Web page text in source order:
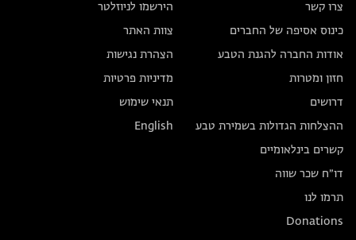
צרו קשר
כינוס אסיפה של החברים
אודות החברה להגנת הטבע
חזון ומטרות
דרושים
ההצלחות הגדולות בשמירת טבע
קשרים בינלאומיים
דו״ח שכר שווה
תרמו לנו
Donations
הירשמו לניוזלטר
צוות האתר
הצהרת נגישות
מדיניות פרטיות
תנאי שימוש
English